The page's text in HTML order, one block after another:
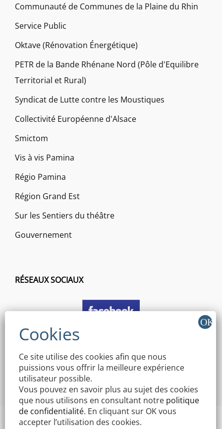
Communauté de Communes de la Plaine du Rhin
Service Public
Oktave (Rénovation Énergétique)
PETR de la Bande Rhénane Nord (Pôle d'Equilibre
Territorial et Rural)
Syndicat de Lutte contre les Moustiques
Collectivité Européenne d'Alsace
Smictom
Vis à vis Pamina
Régio Pamina
Région Grand Est
Sur les Sentiers du théâtre
Gouvernement
RÉSEAUX SOCIAUX
Copyright © 2026 Mairie Mothern | Signify By
Ce site utilise des cookies afin que nous
puissions vous offrir la meilleure expérience
utilisateur possible.
Vous pouvez en savoir plus au sujet des cookies
que nous utilisons en consultant notre politique
de confidentialité. En cliquant sur OK vous
accepter l’utilisation des cookies.